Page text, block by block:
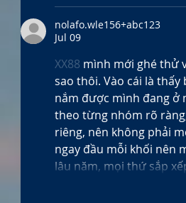
nolafo.wle156+abc123
Jul 09
XX88 mình mới ghé thử
sao thôi. Vào cái là
nắm được mình đang ở
theo từng nhóm rõ
riêng, nên không phải
ngay đầu mỗi khối nên
lâu năm, mọi thứ sắp